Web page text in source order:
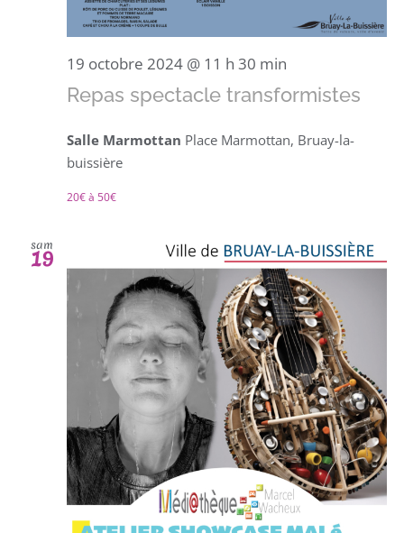
19 octobre 2024 @ 11 h 30 min
Repas spectacle transformistes
Salle Marmottan Place Marmottan, Bruay-la-
buissière
20€ à 50€
sam
19